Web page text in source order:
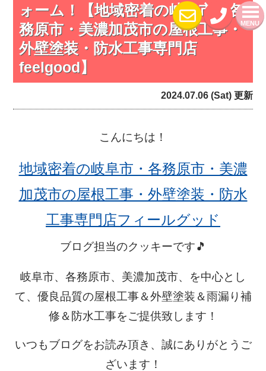
MENU
ォーム！【地域密着の岐阜市・各
務原市・美濃加茂市の屋根工事・
外壁塗装・防水工事専門店
feelgood】
2024.07.06 (Sat) 更新
こんにちは！
地域密着の岐阜市・各務原市・美濃
加茂市の屋根工事・外壁塗装・防水
工事専門店フィールグッド
ブログ担当のクッキーです🎵
岐阜市、各務原市、美濃加茂市、を中心とし
て、優良品質の屋根工事＆外壁塗装＆雨漏り補
修＆防水工事をご提供致します！
いつもブログをお読み頂き、誠にありがとうご
ざいます！